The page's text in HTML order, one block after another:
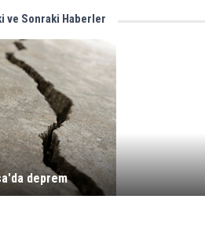
ve Sonraki Haberler
deprem